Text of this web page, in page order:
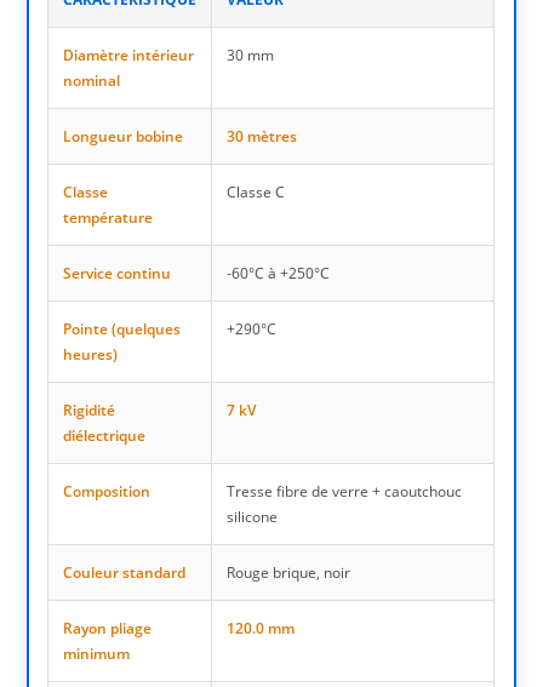
Diamètre intérieur
nominal
30 mm
Longueur bobine 30 mètres
Classe
température
Classe C
Service continu -60°C à +250°C
Pointe (quelques
heures)
+290°C
Rigidité
diélectrique
7 kV
Composition
Tresse fibre de verre + caoutchouc
silicone
Couleur standard Rouge brique, noir
Rayon pliage
minimum
120.0 mm